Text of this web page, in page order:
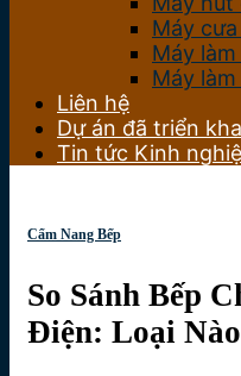
Máy
Máy
Máy
Liên hệ
Dự án đã triển
Tin tức Kinh
Cẩm Nang Bếp
So Sánh Bếp
Điện: Loại